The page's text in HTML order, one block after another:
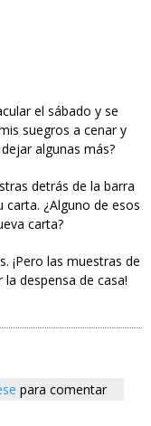
el sábado y se
suegros a cenar y
algunas más?
detrás de la barra
¿Alguno de esos
carta?
¡Pero las muestras de
despensa de casa!
para comentar